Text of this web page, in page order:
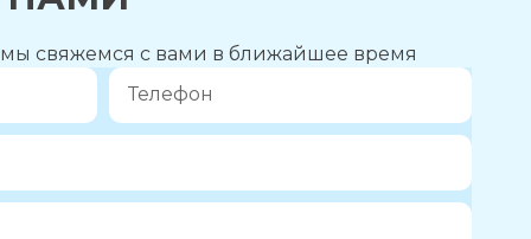
мы свяжемся с вами в ближайшее время